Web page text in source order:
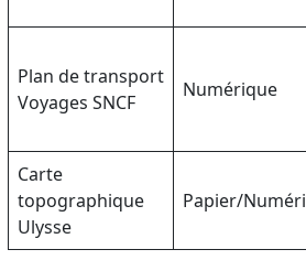
Plan de transport
Voyages SNCF
Numérique
Carte
topographique
Ulysse
Papier/